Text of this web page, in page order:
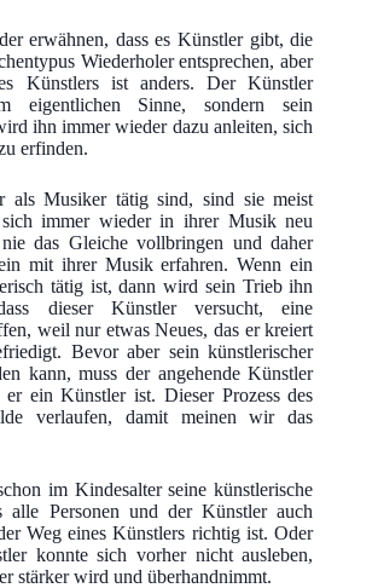
erwähnen, dass es Künstler gibt, die
Wiederholer entsprechen, aber
Künstlers ist anders. Der Künstler
eigentlichen Sinne, sondern sein
ihn immer wieder dazu anleiten, sich
erfinden.
als Musiker tätig sind, sind sie meist
immer wieder in ihrer Musik neu
das Gleiche vollbringen und daher
mit ihrer Musik erfahren. Wenn ein
tätig ist, dann wird sein Trieb ihn
dieser Künstler versucht, eine
weil nur etwas Neues, das er kreiert
Bevor aber sein künstlerischer
kann, muss der angehende Künstler
er ein Künstler ist. Dieser Prozess des
verlaufen, damit meinen wir das
im Kindesalter seine künstlerische
alle Personen und der Künstler auch
Weg eines Künstlers richtig ist. Oder
konnte sich vorher nicht ausleben,
stärker wird und überhandnimmt.